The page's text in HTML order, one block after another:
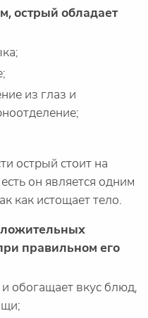
острый обладает
из глаз и
острый стоит на
он является одним
как истощает тело.
правильном его
обогащает вкус блюд,